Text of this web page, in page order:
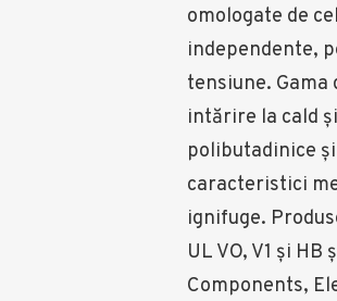
omologate de
independente,
tensiune. Gama
intărire la cald
polibutadinice
caracteristici
ignifuge.
UL VO, V1 şi
Components,